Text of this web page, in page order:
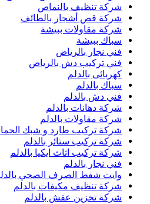
شركة تنظيف بالنماص
شركة قص أشجار بالطائف
شركة مقاولات ببيشة
سباك ببيشة
فني نجار بالرياض
فني تركيب دش بالرياض
كهربائى بالدلم
سباك بالدلم
فني دش بالدلم
شركة دهانات بالدلم
شركة مقاولات بالدلم
شركة تركيب طارد و شبك
شركة تركيب ستائر بالدلم
شركة تركيب اثاث ايكيا بالدلم
فني نجار بالدلم
وايت شفط الصرف الصحي
شركة تنظيف مكيفات بالدلم
شركة تخزين عفش بالدلم